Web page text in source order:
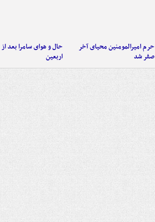
حرم امیرالمومنین محیای آخر
صفر شد
حال و هوای سامرا بعد از
اربعین